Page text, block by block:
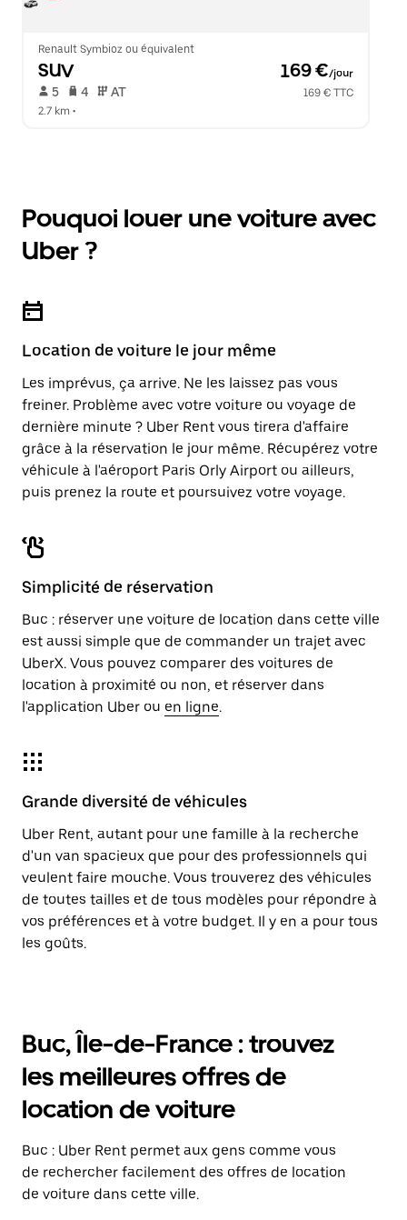
Renault Symbioz ou équivalent
SUV 169 €/jour
5 4 AT
169 € TTC
2.7 km •
Pouquoi louer une voiture avec
Uber ?
Location de voiture le jour même
Les imprévus, ça arrive. Ne les laissez pas vous
freiner. Problème avec votre voiture ou voyage de
dernière minute ? Uber Rent vous tirera d'affaire
grâce à la réservation le jour même. Récupérez votre
véhicule à l'aéroport Paris Orly Airport ou ailleurs,
puis prenez la route et poursuivez votre voyage.
Simplicité de réservation
Buc : réserver une voiture de location dans cette ville
est aussi simple que de commander un trajet avec
UberX. Vous pouvez comparer des voitures de
location à proximité ou non, et réserver dans
l'application Uber ou en ligne.
Grande diversité de véhicules
Uber Rent, autant pour une famille à la recherche
d'un van spacieux que pour des professionnels qui
veulent faire mouche. Vous trouverez des véhicules
de toutes tailles et de tous modèles pour répondre à
vos préférences et à votre budget. Il y en a pour tous
les goûts.
Buc, Île-de-France : trouvez
les meilleures offres de
location de voiture
Buc : Uber Rent permet aux gens comme vous
de rechercher facilement des offres de location
de voiture dans cette ville.